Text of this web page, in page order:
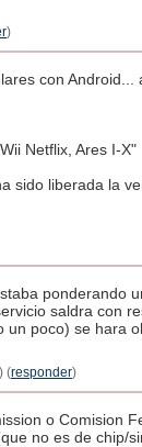
)
con
Netflix, Ares I-X"
sido liberada la
ponderando
saldra con
poco) se hara
(responder)
o Comision
no es de chip/